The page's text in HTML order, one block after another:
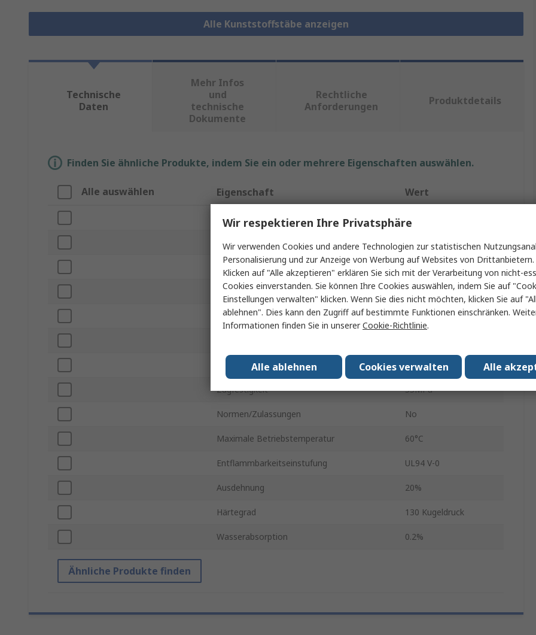
Alle Kunststoffstäbe anzeigen
Technische
Daten
Mehr Infos
und
technische
Dokumente
Rechtliche
Anforderungen
Produktdetails
Finden Sie ähnliche Produkte, indem Sie ein oder mehrere Eigenschaften auswählen.
Alle auswählen Eigenschaft Wert
Marke
Farbe Grau
Produkt Typ PVC-Rundstab
Länge 1m
Material Polyvinylchlorid
1.47g/cm³
Zugfestigkeit 55MPa
Normen/Zulassungen No
Maximale Betriebstemperatur 60°C
Entflammbarkeitseinstufung UL94 V-0
Ausdehnung 20%
Härtegrad 130 Kugeldruck
Wasserabsorption 0.2%
Ähnliche Produkte finden
Wir respektieren Ihre Privatsphäre
Wir verwenden Cookies und andere Technologien zur statistischen
Personalisierung und zur Anzeige von Werbung auf Websites von
Klicken auf "Alle akzeptieren" erklären Sie sich mit der Verarbeitung von nicht-
Cookies einverstanden. Sie können Ihre Cookies auswählen, indem Sie auf
Einstellungen verwalten" klicken. Wenn Sie dies nicht möchten, klicken Sie auf
ablehnen". Dies kann den Zugriff auf bestimmte Funktionen einschränken.
Informationen finden Sie in unsererCookie-Richtlinie.
Alle
Cookies verwalten
Alle ablehnen